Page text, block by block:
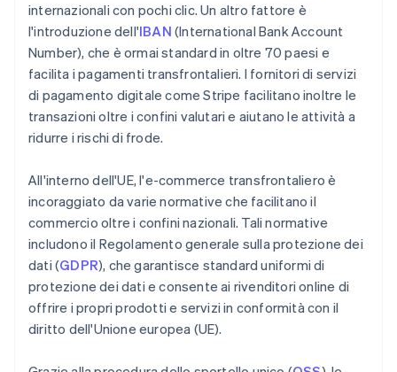
internazionali con pochi clic. Un altro fattore è
l'introduzione dell'IBAN (International Bank Account
Number), che è ormai standard in oltre 70 paesi e
facilita i pagamenti transfrontalieri. I fornitori di servizi
di pagamento digitale come Stripe facilitano inoltre le
transazioni oltre i confini valutari e aiutano le attività a
ridurre i rischi di frode.
All'interno dell'UE, l'e-commerce transfrontaliero è
incoraggiato da varie normative che facilitano il
commercio oltre i confini nazionali. Tali normative
includono il Regolamento generale sulla protezione dei
dati (GDPR), che garantisce standard uniformi di
protezione dei dati e consente ai rivenditori online di
offrire i propri prodotti e servizi in conformità con il
diritto dell'Unione europea (UE).